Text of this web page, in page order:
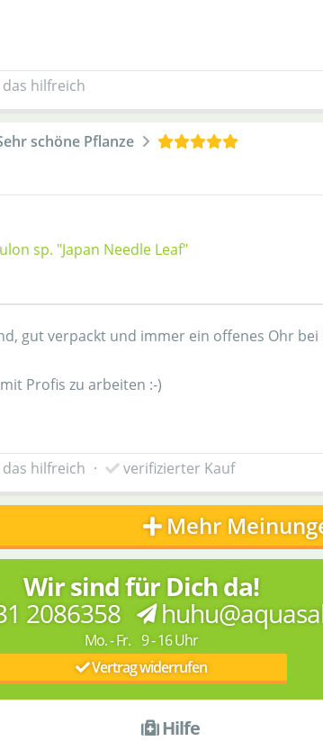
hilfreich
schöne Pflanze
sp. "Japan Needle Leaf"
gut verpackt und immer ein offenes Ohr
Profis zu arbeiten :-)
hilfreich · verifizierter Kauf
Mehr
Wir sind für Dich da!
2086358
Mo. - Fr. 9 - 16 Uhr
Vertrag widerrufen
Hilfe